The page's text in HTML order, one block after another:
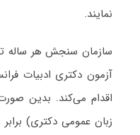
نمایند.
سازمان سنجش هر ساله
آزمون دکتری ادبیات
اقدام می‌کند. بدین